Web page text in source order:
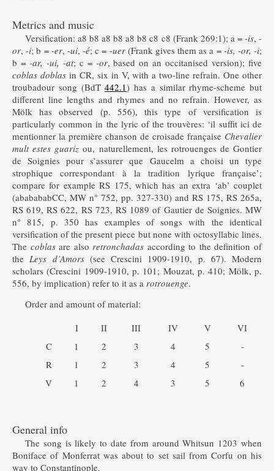
Metrics and music
Versification: a8 b8 a8 b8 a8 b8 c8 c8 (Frank 269:1); a = -is,-
or,-i; b = -er, -ui, -é; c = -uer(Frank gives them as a = -is, -or, -i;
b = -ar, -ui, -at; c = -or, based on an occitanised version); five
coblas doblasin CR, six in V, with a two-line refrain. One other
troubadour song (BdT442.1) has a similar rhyme-scheme but
different line lengths and rhymes and no refrain. However, as
Mölk has observed (p. 556), this type of versification is
particularly common in the lyric of the trouvères: ‘il suffit ici de
mentionner la première chanson de croisade française Chevalier
mult estes guariz ou, naturellement, les rotrouenges de Gontier
de Soignies pour s’assurer que Gaucelm a choisi un type
strophique correspondant à la tradition lyrique française’;
compare for example RS 175, which has an extra ‘ab’ couplet
(ababababCC, MW n° 752, pp. 327-330) and RS 175, RS 265a,
RS 619, RS 622, RS 723, RS 1089 of Gautier de Soignies. MW
n° 815, p. 350 has examples of songs with the identical
versification of the present piece but none with octosyllabic lines.
The coblasare alsoretronchadas according to the definition of
theLeys d’Amors(see Crescini 1909-1910, p. 67). Modern
scholars (Crescini 1909-1910, p. 101; Mouzat, p. 410; Mölk, p.
556, by implication) refer to it as a rotrouenge.
Order and amount of material:
I
II III IV V
VI
C
1 2 3 4 5
-
R
1 2 3 4 5
-
V
1 2 4 3 5 6
General info
The song is likely to date from around Whitsun 1203 when
Boniface of Monferrat was about to set sail from Corfu on his
way to Constantinople.